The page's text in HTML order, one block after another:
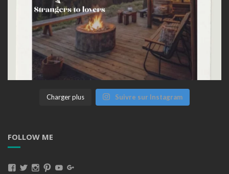
Charger plus Suivre sur Instagram
FOLLOW ME
VoirVoirVoirVoirVoir